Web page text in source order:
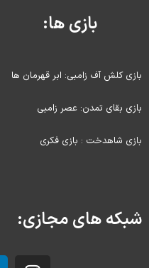
بازی ها:
بازی کلش آف زامبی: ابر قهرمان ها
بازی بقای تمدن: عصر زامبی
بازی شاهدخت : بازی فکری
شبکه های مجازی: